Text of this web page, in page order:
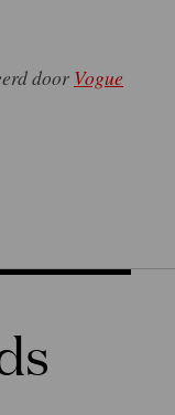
door Vogue